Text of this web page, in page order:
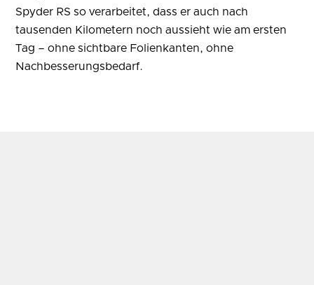
Spyder RS so verarbeitet, dass er auch nach
tausenden Kilometern noch aussieht wie am ersten
Tag – ohne sichtbare Folienkanten, ohne
Nachbesserungsbedarf.